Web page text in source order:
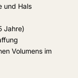
und Hals
Jahre)
Volumens im